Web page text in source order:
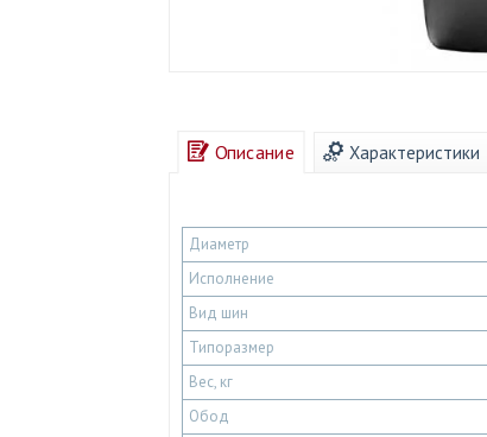
Описание Характеристики
Диаметр
Исполнение
Вид шин
Типоразмер
Вес, кг
Обод